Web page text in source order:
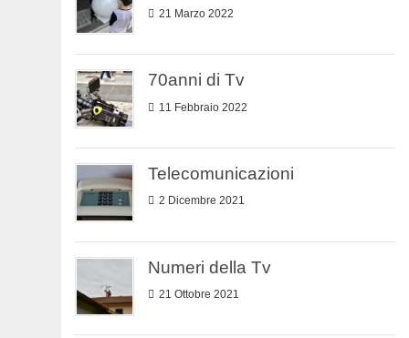
21 Marzo 2022
70anni di Tv
11 Febbraio 2022
Telecomunicazioni
2 Dicembre 2021
Numeri della Tv
21 Ottobre 2021